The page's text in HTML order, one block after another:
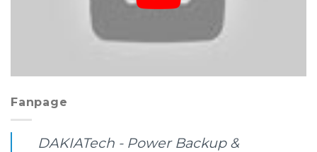
Fanpage
DAKIATech - Power Backup &